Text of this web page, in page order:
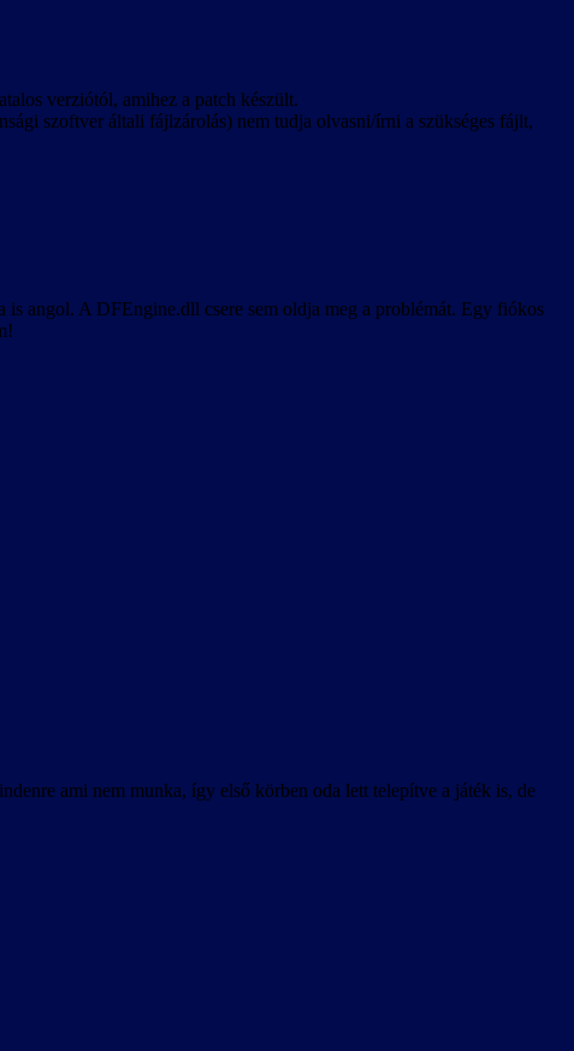
verziótól, amihez a patch készült.
szoftver általi fájlzárolás) nem tudja olvasni/írni a szükséges fájlt,
angol. A DFEngine.dll csere sem oldja meg a problémát. Egy fiókos
ami nem munka, így első körben oda lett telepítve a játék is, de